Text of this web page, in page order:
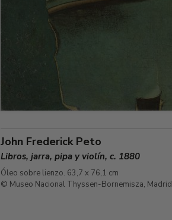
John Frederick Peto
Libros, jarra, pipa y violín, c. 1880
Óleo sobre lienzo. 63,7 x 76,1 cm
© Museo Nacional Thyssen-Bornemisza, Madrid